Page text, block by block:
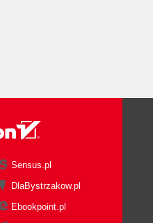
Sensus.pl
DlaBystrzakow.pl
Ebookpoint.pl